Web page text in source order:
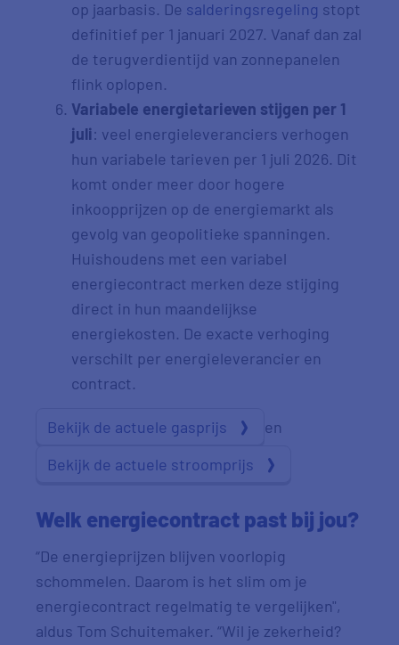
op jaarbasis. De salderingsregeling stopt
definitief per 1 januari 2027. Vanaf dan zal
de terugverdientijd van zonnepanelen
flink oplopen.
Variabele energietarieven stijgen per 1
juli: veel energieleveranciers verhogen
hun variabele tarieven per 1 juli 2026. Dit
komt onder meer door hogere
inkoopprijzen op de energiemarkt als
gevolg van geopolitieke spanningen.
Huishoudens met een variabel
energiecontract merken deze stijging
direct in hun maandelijkse
energiekosten. De exacte verhoging
verschilt per energieleverancier en
contract.
Bekijk de actuele gasprijs
en
Bekijk de actuele stroomprijs
Welk energiecontract past bij jou?
“De energieprijzen blijven voorlopig
schommelen. Daarom is het slim om je
energiecontract regelmatig te vergelijken",
aldus Tom Schuitemaker. “Wil je zekerheid?